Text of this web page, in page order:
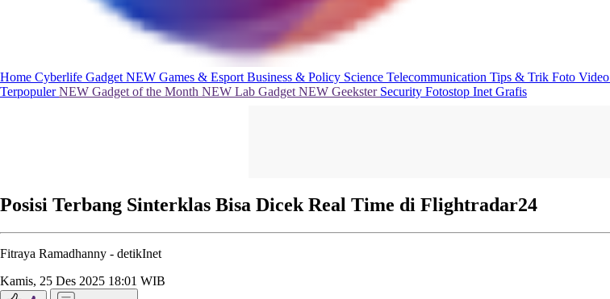
Home Cyberlife Gadget NEW Games & Esport Business & Policy Science Telecommunication Tips & Trik Foto Video
TerpopulerNEW Gadget of the Month NEW Lab Gadget NEW Geekster Security Fotostop Inet Grafis
Posisi Terbang Sinterklas Bisa Dicek Real Time di Flightradar24
Fitraya Ramadhanny - detikInet
Kamis, 25 Des 2025 18:01 WIB